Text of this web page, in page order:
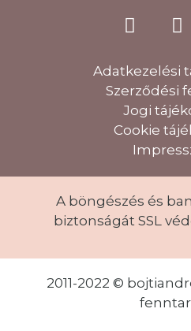
Adatkezelési
Szerződési
Jogi
Cookie
A böngészés és
biztonságát SSL
2011-2022 ©